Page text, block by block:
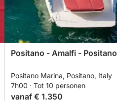
Positano - Amalfi - Positano
Positano Marina, Positano, Italy
7h00 · Tot 10 personen
vanaf € 1.350